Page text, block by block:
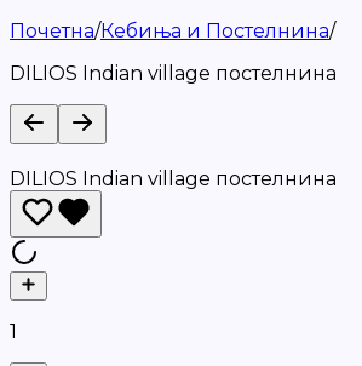
Почетна/Кебиња и Постелнина/
DILIOS Indian village постелнина
DILIOS Indian village постелнина
1